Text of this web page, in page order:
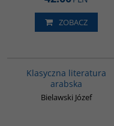
ZOBACZ
Klasyczna literatura
arabska
Bielawski Józef